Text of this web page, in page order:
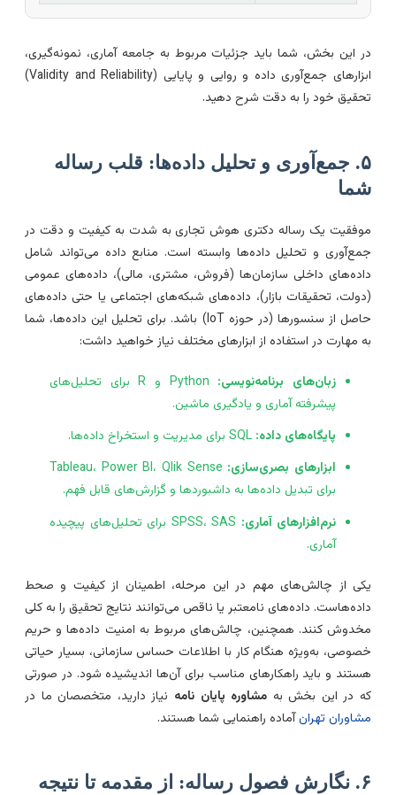
این بخش، شما باید جزئیات مربوط به جامعه آماری، نمونه‌گیری،
ابزارهای جمع‌آوری داده و روایی و پایایی (Validity and Reliability)
خود را به دقت شرح دهید.
۵. جمع‌آوری و تحلیل داده‌ها: قلب رساله
یک رساله دکتری هوش تجاری به شدت به کیفیت و دقت در
و تحلیل داده‌ها وابسته است. منابع داده می‌تواند شامل
داخلی سازمان‌ها (فروش، مشتری، مالی)، داده‌های عمومی
تحقیقات بازار)، داده‌های شبکه‌های اجتماعی یا حتی داده‌های
حاصل از سنسورها (در حوزه IoT) باشد. برای تحلیل این داده‌ها، شما
مهارت در استفاده از ابزارهای مختلف نیاز خواهید داشت:
زبان‌های برنامه‌نویسی:
Python و R برای تحلیل‌های
پیشرفته آماری و یادگیری ماشین.
پایگاه‌های داده: SQL برای مدیریت و استخراخ داده‌ها.
ابزارهای بصری‌سازی: Tableau، Power BI، Qlik Sense
برای تبدیل داده‌ها به داشبوردها و گزارش‌های قابل فهم.
نرم‌افزارهای آماری:
SPSS، SAS برای تحلیل‌های پیچیده
آماری.
از چالش‌های مهم در این مرحله، اطمینان از کیفیت و صحط
داده‌های نامعتبر یا ناقص می‌توانند نتایج تحقیق را به کلی
کنند. همچنین، چالش‌های مربوط به امنیت داده‌ها و حریم
به‌ویژه هنگام کار با اطلاعات حساس سازمانی، بسیار حیاتی
و باید راهکارهای مناسب برای آن‌ها اندیشیده شود. در صورتی
در این بخش بهمشاوره پایان نامهنیاز دارید، متخصصان ما در
تهران آماده راهنمایی شما هستند.
۶. نگارش فصول رساله: از مقدمه تا نتیجه